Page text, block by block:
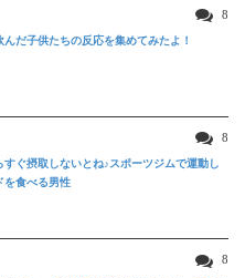
8
だ子供たちの反応を集めてみたよ！
8
すぐ摂取しないとね♪スポーツジムで運動し
を食べる男性
8